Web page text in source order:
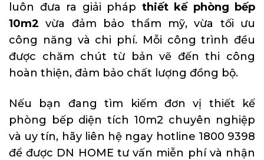
luôn đưa ra giải pháp thiết kế phòng bếp
10m2 vừa đảm bảo thẩm mỹ, vừa tối ưu
công năng và chi phí. Mỗi công trình đều
được chăm chút từ bản vẽ đến thi công
hoàn thiện, đảm bảo chất lượng đồng bộ.
Nếu bạn đang tìm kiếm đơn vị thiết kế
phòng bếp diện tích 10m2 chuyên nghiệp
và uy tín, hãy liên hệ ngay hotline 1800 9398
để được DN HOME tư vấn miễn phí và nhận